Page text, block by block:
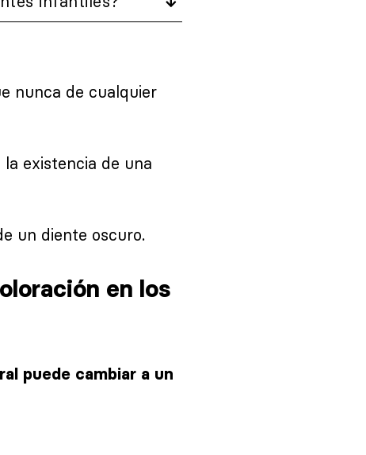
nunca de cualquier
existencia de una
un diente oscuro.
en los
puede cambiar a un